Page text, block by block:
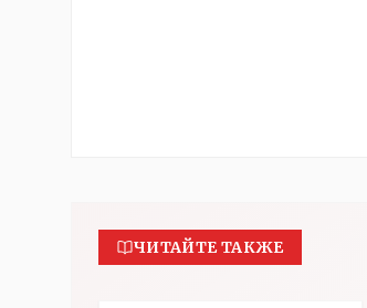
ЧИТАЙТЕ ТАКЖЕ